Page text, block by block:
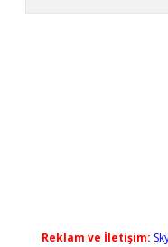
Reklam ve İletişim: